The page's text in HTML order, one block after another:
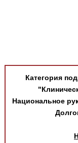
Категория
Национальное